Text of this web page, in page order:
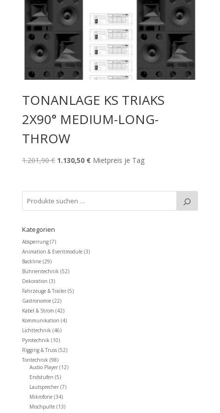
TONANLAGE KS TRIAKS
2X90° MEDIUM-LONG-
THROW
1.201,90€ Ursprünglicher
1.201,90 €
1.130,50 €Aktueller
1.130,50 €.
Mietpreis je Tag
Kategorien
Absperrung (7)
Animation & Eventmodule (3)
Backline (29)
Bühnentechnik (52)
Dekoration (3)
Fahrzeuge & Trailer (5)
Gastronomie (22)
Kabel & Strom (42)
Kommunikation (4)
Lichttechnik (46)
Pyrotechnik (10)
Rigging & Truss (52)
Tontechnik (98)
Audio Player (12)
Endstufen (5)
Lautsprecher (7)
Mikrofone (34)
Mischpulte (13)